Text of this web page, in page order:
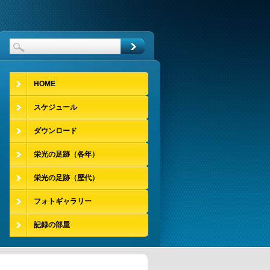
HOME
スケジュール
ダウンロード
栄光の足跡（各年）
栄光の足跡（歴代）
フォトギャラリー
記録の部屋